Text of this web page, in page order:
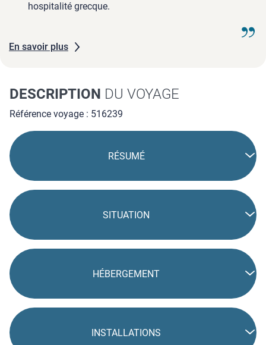
hospitalité grecque.
En savoir plus
DESCRIPTION DU VOYAGE
Référence voyage : 516239
RÉSUMÉ
SITUATION
HÉBERGEMENT
INSTALLATIONS